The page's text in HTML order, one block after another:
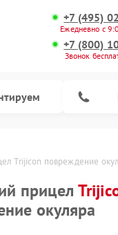
+7 (495)
Ежедневно с
+7 (800)
Звонок
Trijicon повреждение
прицел
окуляра